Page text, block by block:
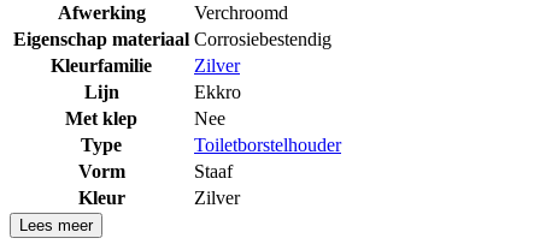
Afwerking
Verchroomd
Eigenschap materiaal Corrosiebestendig
Kleurfamilie
Zilver
Lijn
Ekkro
Met klep
Nee
Type
Toiletborstelhouder
Vorm
Staaf
Kleur
Zilver
Lees meer